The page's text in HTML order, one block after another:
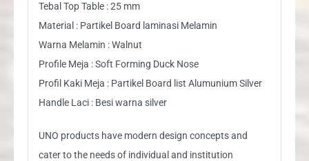
Tebal Top Table : 25 mm
Material : Partikel Board laminasi Melamin
Warna Melamin : Walnut
Profile Meja : Soft Forming Duck Nose
Profil Kaki Meja : Partikel Board list Alumunium Silver
Handle Laci : Besi warna silver
UNO products have modern design concepts and
cater to the needs of individual and institution